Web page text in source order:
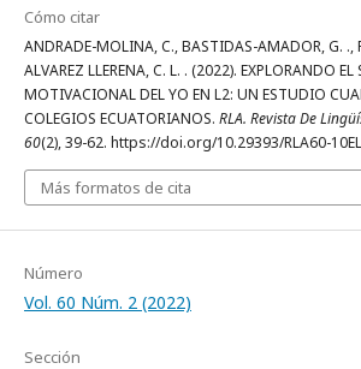
Cómo citar
ANDRADE-MOLINA, C., BASTIDAS-AMADOR, G. .,
ALVAREZ LLERENA, C. L. . (2022). EXPLORANDO EL
MOTIVACIONAL DEL YO EN L2: UN ESTUDIO
COLEGIOS ECUATORIANOS. RLA. Revista De
60(2), 39-62. https://doi.org/10.29393/RLA60-
Más formatos de cita
Número
Vol. 60 Núm. 2 (2022)
Sección